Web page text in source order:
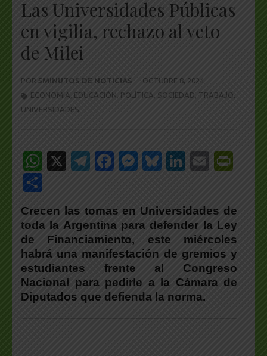
Las Universidades Públicas
en vigilia, rechazo al veto
de Milei
POR 5MINUTOS DE NOTICIAS
OCTUBRE 8, 2024
ECONOMÍA
EDUCACIÓN , POLÍTICA SOCIEDAD TRABAJO,
UNIVERSIDADES
WhatsApp
X Telegram
Facebook
Messenger
Bluesky
LinkedIn
Email
Crecen las tomas en Universidades de
toda la Argentina para defender la Ley
de Financiamiento, este miércoles
habrá una manifestación de gremios y
estudiantes frente al Congreso
Nacional para pedirle a la Cámara de
Diputados que defienda la norma.